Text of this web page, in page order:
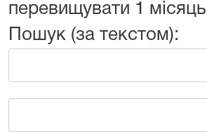
перевищувати 1
Пошук (за текстом):